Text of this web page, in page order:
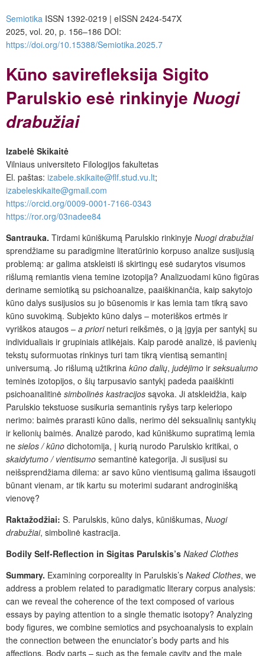
Semiotika ISSN 1392-0219 | eISSN 2424-547X
2025, vol. 20, p. 156–186 DOI:
https://doi.org/10.15388/Semiotika.2025.7
Kūno savirefleksija Sigito
Parulskio esė rinkinyje Nuogi
drabužiai
Izabelė Skikaitė
Vilniaus universiteto Filologijos fakultetas
El. paštas: izabele.skikaite@flf.stud.vu.lt;
izabeleskikaite@gmail.com
https://orcid.org/0009-0001-7166-0343
https://ror.org/03nadee84
Santrauka. Tirdami kūniškumą Parulskio rinkinyje Nuogi drabužiai
sprendžiame su paradigmine literatūrinio korpuso analize susijusią
problemą: ar galima atskleisti iš skirtingų esė sudarytos visumos
rišlumą remiantis viena temine izotopija? Analizuodami kūno figūras
deriname semiotiką su psichoanalize, paaiškinančia, kaip sakytojo
kūno dalys susijusios su jo būsenomis ir kas lemia tam tikrą savo
kūno suvokimą. Subjekto kūno dalys – moteriškos ertmės ir
vyriškos ataugos – a priorineturi reikšmės, o ją įgyja per santykį su
individualiais ir grupiniais atlikėjais. Kaip parodė analizė, iš pavienių
tekstų suformuotas rinkinys turi tam tikrą vientisą semantinį
universumą. Jo rišlumą užtikrina kūno dalių, judėjimo ir seksualumo
teminės izotopijos, o šių tarpusavio santykį padeda paaiškinti
psichoanalitinė simbolinės kastracijos sąvoka. Ji atskleidžia, kaip
Parulskio tekstuose susikuria semantinis ryšys tarp keleriopo
nerimo: baimės prarasti kūno dalis, nerimo dėl seksualinių santykių
ir kelionių baimės. Analizė parodo, kad kūniškumo supratimą lemia
ne sielos / kūno dichotomija, į kurią nurodo Parulskio kritikai, o
skaidytumo / vientisumo semantinė kategorija. Ji susijusi su
neišsprendžiama dilema: ar savo kūno vientisumą galima išsaugoti
būnant vienam, ar tik kartu su moterimi sudarant androginišką
vienovę?
Raktažodžiai: S. Parulskis, kūno dalys, kūniškumas, Nuogi
drabužiai, simbolinė kastracija.
Bodily Self-Reflection in Sigitas Parulskis’s Naked Clothes
Summary. Examining corporeality in Parulskis’s Naked Clothes, we
address a problem related to paradigmatic literary corpus analysis:
can we reveal the coherence of the text composed of various
essays by paying attention to a single thematic isotopy? Analyzing
body figures, we combine semiotics and psychoanalysis to explain
the connection between the enunciator’s body parts and his
affections. Body parts – such as the female cavity and the male